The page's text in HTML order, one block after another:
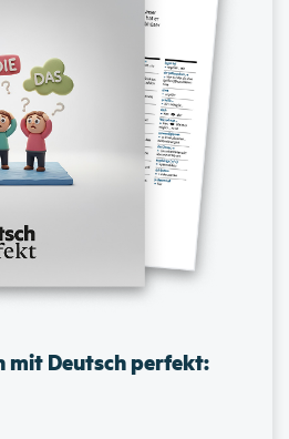
mit Deutsch perfekt: